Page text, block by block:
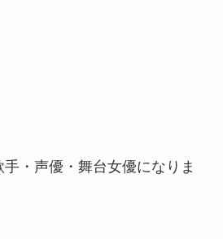
・声優・舞台女優になりま